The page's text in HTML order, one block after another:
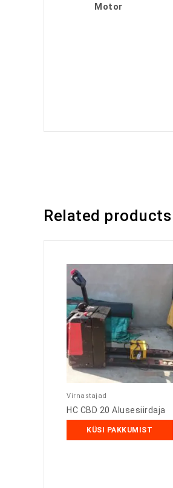
Motor
Related products
Virnastajad
HC CBD 20 Alusesiirdaja
KÜSI PAKKUMIST